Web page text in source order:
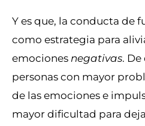
Y es que, la conducta de
como estrategia para
emociones negativas. De
personas con mayor
de las emociones e
mayor dificultad para